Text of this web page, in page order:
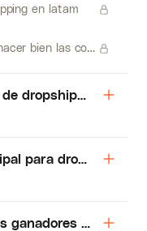
en latam
y no fallar en el intento
dropshipping
para dropshipping
ganadores en